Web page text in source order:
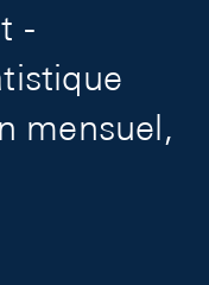
-
mensuel,